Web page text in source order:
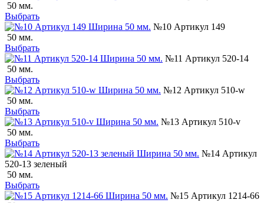
50 мм.
Выбрать
№10 Артикул 149
50 мм.
Выбрать
№11 Артикул 520-14
50 мм.
Выбрать
№12 Артикул 510-w
50 мм.
Выбрать
№13 Артикул 510-v
50 мм.
Выбрать
№14 Артикул
520-13 зеленый
50 мм.
Выбрать
№15 Артикул 1214-66